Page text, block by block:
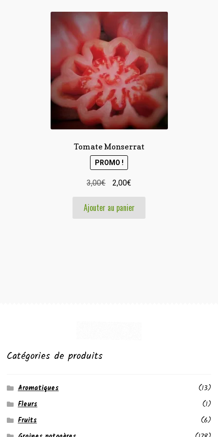
Tomate Monserrat
PROMO !
3,00€
Le
prix
initial
était :
2,00€Le
prix
actuel
est :
Ajouter au panier
Catégories de produits
Aromatiques
(13)
Fleurs
(1)
Fruits
(6)